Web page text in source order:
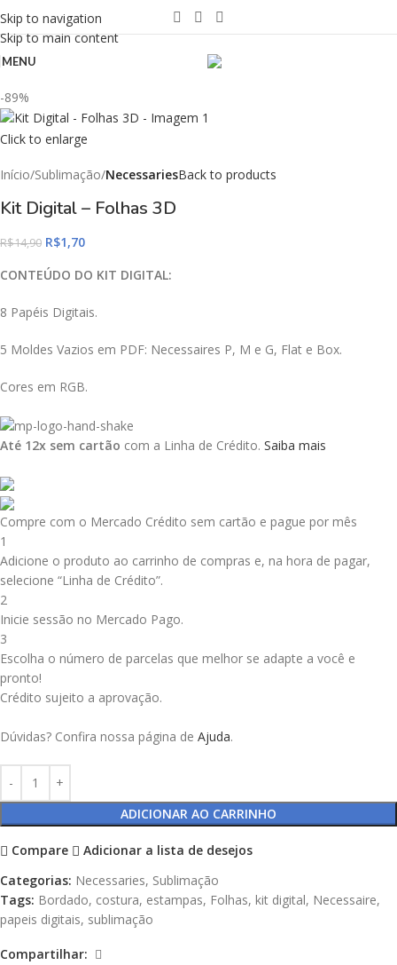
Skip to navigation
Skip to main content
MENU
-89%
Click to enlarge
Início Sublimação NecessariesBack to products
Kit Digital – Folhas 3D
R$14,90 R$1,70
CONTEÚDO DO KIT DIGITAL:
8 Papéis Digitais.
5 Moldes Vazios em PDF: Necessaires P, M e G, Flat e Box.
Cores em RGB.
Até 12x sem cartão com a Linha de Crédito. Saiba mais
Compre com o Mercado Crédito sem cartão e pague por mês
1
Adicione o produto ao carrinho de compras e, na hora de pagar,
selecione “Linha de Crédito”.
2
Inicie sessão no Mercado Pago.
3
Escolha o número de parcelas que melhor se adapte a você e
pronto!
Crédito sujeito a aprovação.
Dúvidas? Confira nossa página de Ajuda.
ADICIONAR AO CARRINHO
Compare
Adicionar a lista de desejos
Categorias: Necessaries, Sublimação
Tags: Bordado, costura, estampas, Folhas, kit digital, Necessaire,
papeis digitais, sublimação
Compartilhar: